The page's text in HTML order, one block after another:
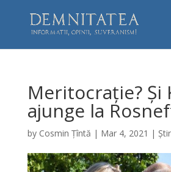
Meritocrație? Și
ajunge la
by Cosmin Țîntă | Mar 4, 2021 |